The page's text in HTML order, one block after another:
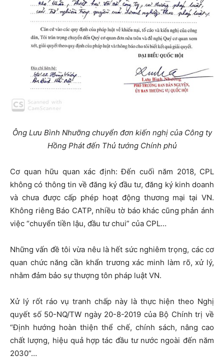
Ông Lưu Bình Nhưỡng chuyển đơn kiến nghị của Công ty
Hồng Phát đến Thủ tướng Chính phủ
Cơ quan hữu quan xác định: Đến cuối năm 2018, CPL
không có thông tin về đăng ký đầu tư, đăng ký kinh doanh
và chưa được cấp phép hoạt động thương mại tại VN.
Không riêng Báo CATP, nhiều tờ báo khác cũng phản ánh
việc “chuyển tiền lậu, đầu tư chui” của CPL…
Những vấn đề tôi vừa nêu là hết sức nghiêm trọng, các cơ
quan chức năng cần khẩn trương xác minh làm rõ, xử lý,
nhằm đảm bảo sự thượng tôn pháp luật VN.
Xử lý rốt ráo vụ tranh chấp này là thực hiện theo Nghị
quyết số 50-NQ/TW ngày 20-8-2019 của Bộ Chính trị về
“Định hướng hoàn thiện thể chế, chính sách, nâng cao
chất lượng, hiệu quả hợp tác đầu tư nước ngoài đến năm
2030”…